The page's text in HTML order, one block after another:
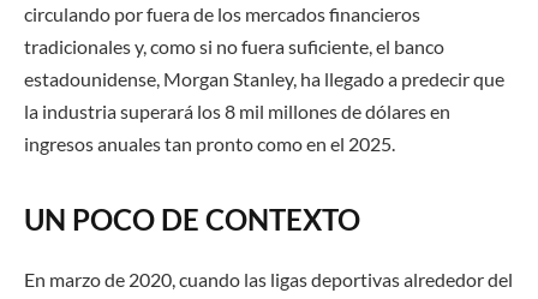
circulando por fuera de los mercados financieros
tradicionales y, como si no fuera suficiente, el banco
estadounidense, Morgan Stanley, ha llegado a predecir que
la industria superará los 8 mil millones de dólares en
ingresos anuales tan pronto como en el 2025.
UN POCO DE CONTEXTO
En marzo de 2020, cuando las ligas deportivas alrededor del